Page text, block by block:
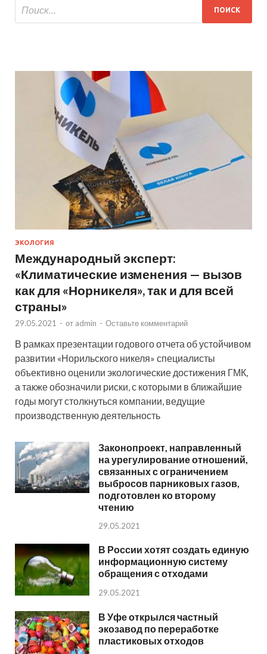
ЭКОЛОГИЯ
Международный эксперт:
«Климатические изменения — вызов
как для «Норникеля», так и для всей
страны»
29.05.2021 - от admin - Оставьте комментарий
В рамках презентации годового отчета об устойчивом
развитии «Норильского никеля» специалисты
объективно оценили экологические достижения ГМК,
а также обозначили риски, с которыми в ближайшие
годы могут столкнуться компании, ведущие
производственную деятельность
Законопроект, направленный
на урегулирование отношений,
связанных с ограничением
выбросов парниковых газов,
подготовлен ко второму
чтению
29.05.2021
В России хотят создать единую
информационную систему
обращения с отходами
29.05.2021
В Уфе открылся частный
экозавод по переработке
пластиковых отходов